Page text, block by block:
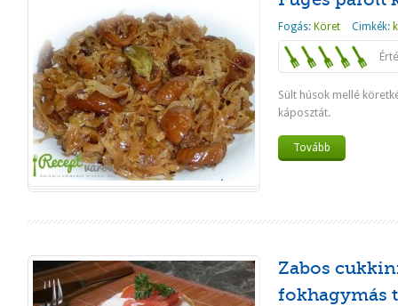
Fogás: Köret Cimkék:
Sült húsok mellé
káposztát.
Tovább
Zabos
fokhagymás